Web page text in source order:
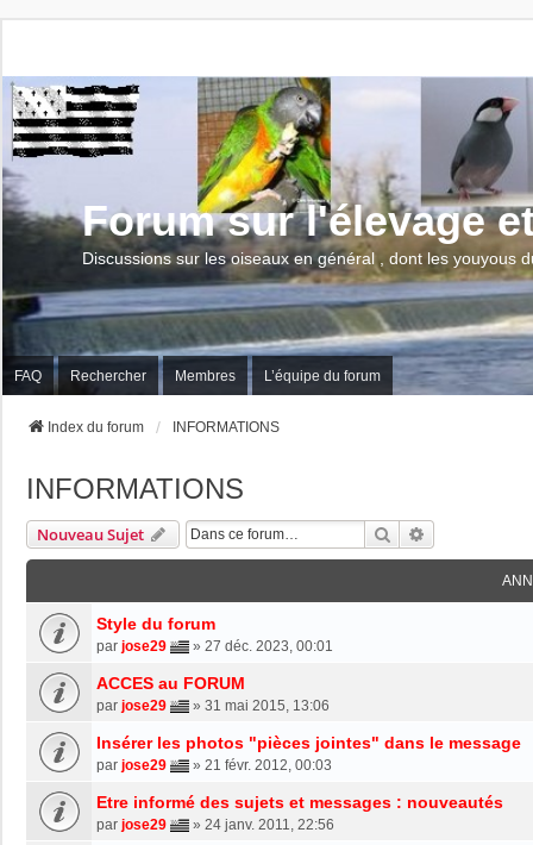
Forum sur l'élevage
Discussions sur les oiseaux en général , dont les youyous
FAQ Rechercher Membres L’équipe du forum
Index du forum INFORMATIONS
INFORMATIONS
Nouveau Sujet Rechercher
Style du forum
par jose29 » 27 déc. 2023, 00:01
ACCES au FORUM
par jose29 » 31 mai 2015, 13:06
Insérer les photos "pièces jointes" dans le message
par jose29 » 21 févr. 2012, 00:03
Etre informé des sujets et messages : nouveautés
par jose29 » 24 janv. 2011, 22:56